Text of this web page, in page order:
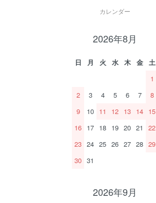
カレンダー
2026年8月
日 月 火 水 木 金
土
1
2
3 4 5 6 7
8
9
10 11 12 13 14 15
16 17 18 19 20 21
22
23 24 25 26 27 28 29
30 31
2026年9月